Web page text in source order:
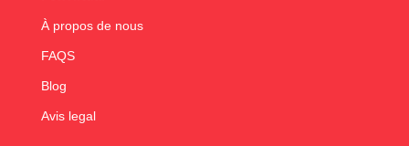
À propos de nous
FAQS
Blog
Avis legal